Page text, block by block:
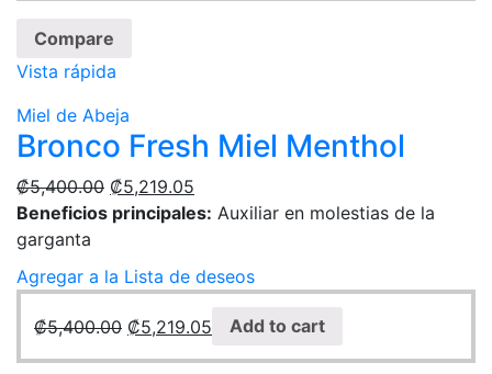
Compare
Vista rápida
Miel de Abeja
Bronco Fresh Miel Menthol
₡5,400.00 ₡5,219.05
Beneficios principales: Auxiliar en molestias de la
garganta
Agregar a la Lista de deseos
₡5,400.00 ₡5,219.05 Add to cart